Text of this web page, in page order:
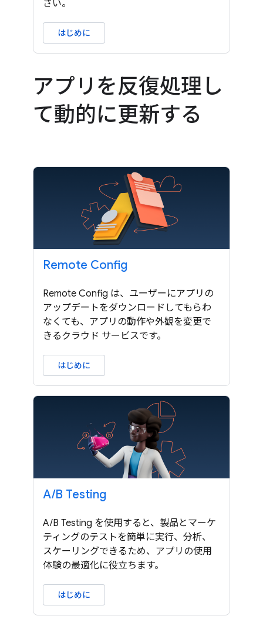
さい。
はじめに
アプリを反復処理し
て動的に更新する
Remote Config
Remote Config は、ユーザーにアプリの
アップデートをダウンロードしてもらわ
なくても、アプリの動作や外観を変更で
きるクラウド サービスです。
はじめに
A/B Testing
A/B Testing を使用すると、製品とマーケ
ティングのテストを簡単に実行、分析、
スケーリングできるため、アプリの使用
体験の最適化に役立ちます。
はじめに